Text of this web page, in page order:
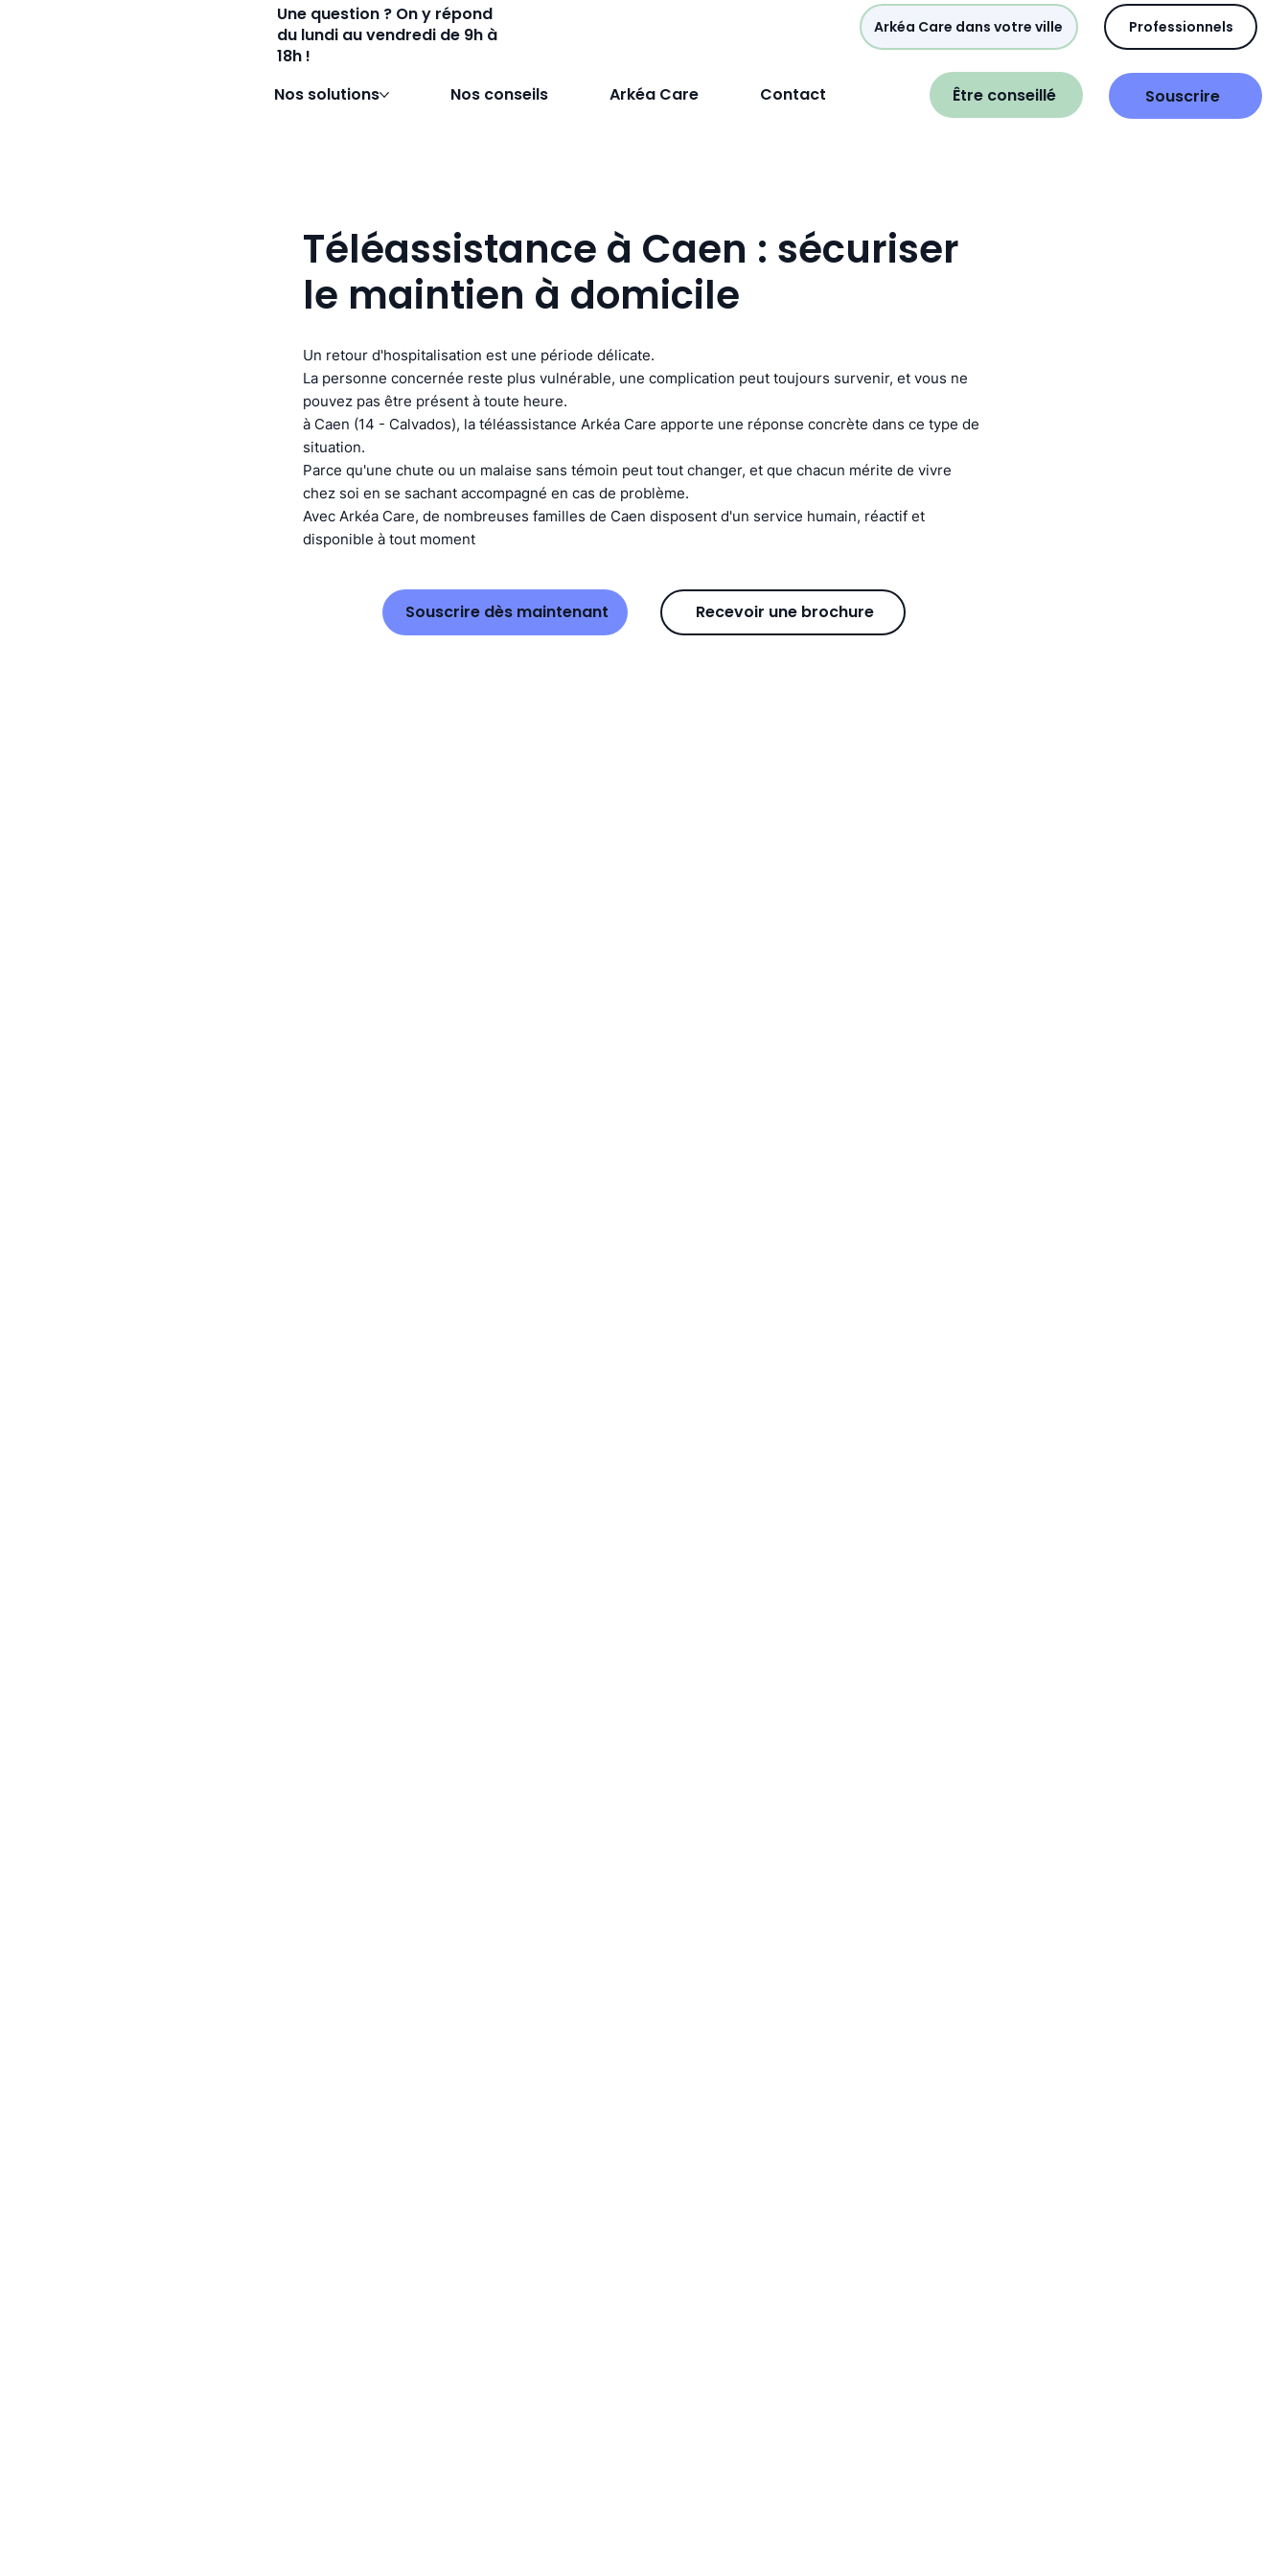
Une question ? On y répond
du lundi au vendredi de 9h à
18h !
Arkéa Care dans votre ville Professionnels
Nos solutions Nos conseils Arkéa Care Contact Être conseillé Souscrire
Téléassistance à Caen : sécuriser
le maintien à domicile
Un retour d'hospitalisation est une période délicate.
La personne concernée reste plus vulnérable, une complication peut toujours survenir, et vous ne
pouvez pas être présent à toute heure.
à Caen (14 - Calvados), la téléassistance Arkéa Care apporte une réponse concrète dans ce type de
situation.
Parce qu'une chute ou un malaise sans témoin peut tout changer, et que chacun mérite de vivre
chez soi en se sachant accompagné en cas de problème.
Avec Arkéa Care, de nombreuses familles de Caen disposent d'un service humain, réactif et
disponible à tout moment
Souscrire dès maintenant Recevoir une brochure